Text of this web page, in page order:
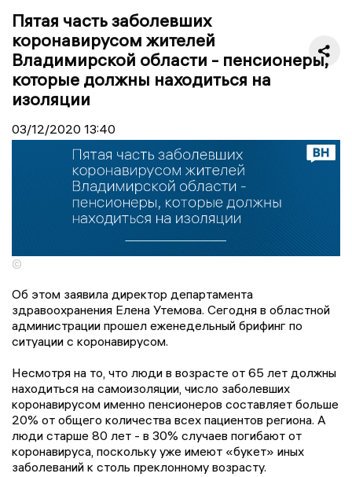
Пятая часть заболевших
коронавирусом жителей
Владимирской области - пенсионеры,
которые должны находиться на
изоляции
03/12/2020 13:40
©
Об этом заявила директор департамента
здравоохранения Елена Утемова. Сегодня в областной
администрации прошел еженедельный брифинг по
ситуации с коронавирусом.
Несмотря на то, что люди в возрасте от 65 лет должны
находиться на самоизоляции, число заболевших
коронавирусом именно пенсионеров составляет больше
20% от общего количества всех пациентов региона. А
люди старше 80 лет - в 30% случаев погибают от
коронавируса, поскольку уже имеют «букет» иных
заболеваний к столь преклонному возрасту.